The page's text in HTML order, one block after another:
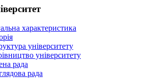
характеристика
університету
університету
рада
рада